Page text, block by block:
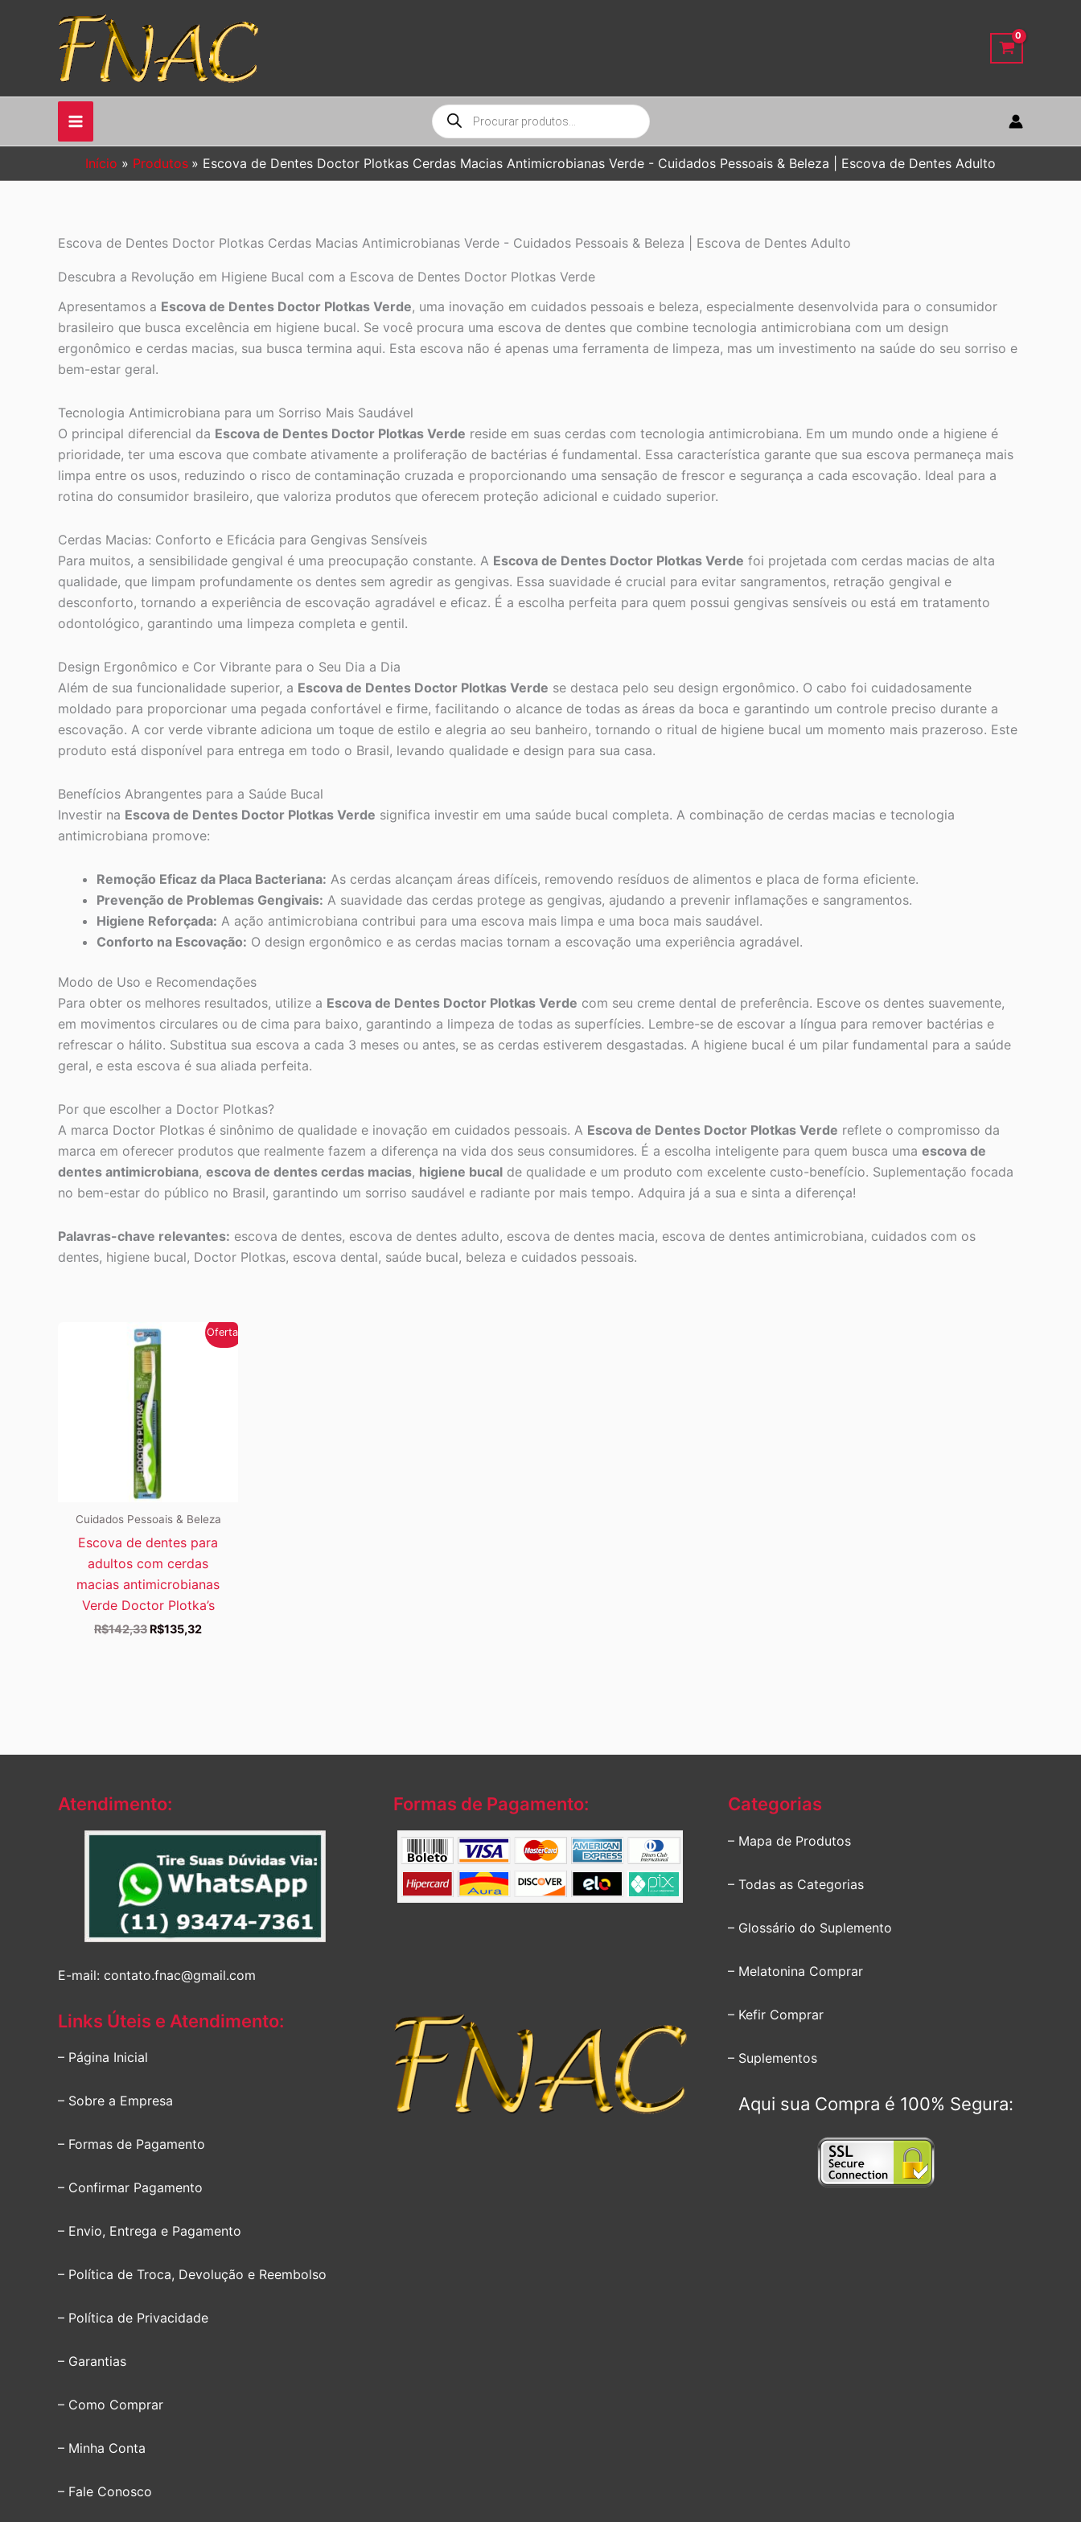
Pesquisar
produtos
Início Produtos Escova de Dentes Doctor Plotkas Cerdas Macias Antimicrobianas Verde - Cuidados Pessoais & Beleza | Escova de Dentes Adulto
Escova de Dentes Doctor Plotkas Cerdas Macias Antimicrobianas Verde - Cuidados Pessoais & Beleza | Escova de Dentes Adulto
Descubra a Revolução em Higiene Bucal com a Escova de Dentes Doctor Plotkas Verde
Apresentamos a Escova de Dentes Doctor Plotkas Verde, uma inovação em cuidados pessoais e beleza, especialmente desenvolvida para o consumidor
brasileiro que busca excelência em higiene bucal. Se você procura uma escova de dentes que combine tecnologia antimicrobiana com um design
ergonômico e cerdas macias, sua busca termina aqui. Esta escova não é apenas uma ferramenta de limpeza, mas um investimento na saúde do seu sorriso e
bem-estar geral.
Tecnologia Antimicrobiana para um Sorriso Mais Saudável
O principal diferencial da Escova de Dentes Doctor Plotkas Verde reside em suas cerdas com tecnologia antimicrobiana. Em um mundo onde a higiene é
prioridade, ter uma escova que combate ativamente a proliferação de bactérias é fundamental. Essa característica garante que sua escova permaneça mais
limpa entre os usos, reduzindo o risco de contaminação cruzada e proporcionando uma sensação de frescor e segurança a cada escovação. Ideal para a
rotina do consumidor brasileiro, que valoriza produtos que oferecem proteção adicional e cuidado superior.
Cerdas Macias: Conforto e Eficácia para Gengivas Sensíveis
Para muitos, a sensibilidade gengival é uma preocupação constante. A Escova de Dentes Doctor Plotkas Verde foi projetada com cerdas macias de alta
qualidade, que limpam profundamente os dentes sem agredir as gengivas. Essa suavidade é crucial para evitar sangramentos, retração gengival e
desconforto, tornando a experiência de escovação agradável e eficaz. É a escolha perfeita para quem possui gengivas sensíveis ou está em tratamento
odontológico, garantindo uma limpeza completa e gentil.
Design Ergonômico e Cor Vibrante para o Seu Dia a Dia
Além de sua funcionalidade superior, a Escova de Dentes Doctor Plotkas Verde se destaca pelo seu design ergonômico. O cabo foi cuidadosamente
moldado para proporcionar uma pegada confortável e firme, facilitando o alcance de todas as áreas da boca e garantindo um controle preciso durante a
escovação. A cor verde vibrante adiciona um toque de estilo e alegria ao seu banheiro, tornando o ritual de higiene bucal um momento mais prazeroso. Este
produto está disponível para entrega em todo o Brasil, levando qualidade e design para sua casa.
Benefícios Abrangentes para a Saúde Bucal
Investir na Escova de Dentes Doctor Plotkas Verde significa investir em uma saúde bucal completa. A combinação de cerdas macias e tecnologia
antimicrobiana promove:
Remoção Eficaz da Placa Bacteriana: As cerdas alcançam áreas difíceis, removendo resíduos de alimentos e placa de forma eficiente.
Prevenção de Problemas Gengivais: A suavidade das cerdas protege as gengivas, ajudando a prevenir inflamações e sangramentos.
Higiene Reforçada: A ação antimicrobiana contribui para uma escova mais limpa e uma boca mais saudável.
Conforto na Escovação: O design ergonômico e as cerdas macias tornam a escovação uma experiência agradável.
Modo de Uso e Recomendações
Para obter os melhores resultados, utilize a Escova de Dentes Doctor Plotkas Verde com seu creme dental de preferência. Escove os dentes suavemente,
em movimentos circulares ou de cima para baixo, garantindo a limpeza de todas as superfícies. Lembre-se de escovar a língua para remover bactérias e
refrescar o hálito. Substitua sua escova a cada 3 meses ou antes, se as cerdas estiverem desgastadas. A higiene bucal é um pilar fundamental para a saúde
geral, e esta escova é sua aliada perfeita.
Por que escolher a Doctor Plotkas?
A marca Doctor Plotkas é sinônimo de qualidade e inovação em cuidados pessoais. A Escova de Dentes Doctor Plotkas Verde reflete o compromisso da
marca em oferecer produtos que realmente fazem a diferença na vida dos seus consumidores. É a escolha inteligente para quem busca uma escova de
dentes antimicrobiana, escova de dentes cerdas macias, higiene bucal de qualidade e um produto com excelente custo-benefício. Suplementação focada
no bem-estar do público no Brasil, garantindo um sorriso saudável e radiante por mais tempo. Adquira já a sua e sinta a diferença!
Palavras-chave relevantes: escova de dentes, escova de dentes adulto, escova de dentes macia, escova de dentes antimicrobiana, cuidados com os
dentes, higiene bucal, Doctor Plotkas, escova dental, saúde bucal, beleza e cuidados pessoais.
Oferta!
Cuidados Pessoais & Beleza
Escova de dentes para
adultos com cerdas
macias antimicrobianas
Verde Doctor Plotka’s
R$142,33 O
R$135,32O
Atendimento:
E-mail: contato.fnac@gmail.com
Links Úteis e Atendimento:
– Página Inicial
– Sobre a Empresa
– Formas de Pagamento
– Confirmar Pagamento
– Envio, Entrega e Pagamento
– Política de Troca, Devolução e Reembolso
– Política de Privacidade
– Garantias
– Como Comprar
– Minha Conta
– Fale Conosco
Formas de Pagamento: Categorias
– Mapa de Produtos
– Todas as Categorias
– Glossário do Suplemento
– Melatonina Comprar
– Kefir Comprar
– Suplementos
Aqui sua Compra é 100% Segura: